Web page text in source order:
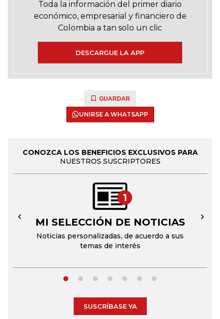
Toda la información del primer diario
económico, empresarial y financiero de
Colombia a tan solo un clic
DESCARGUE LA APP
GUARDAR
UNIRSE A WHATSAPP
CONOZCA LOS BENEFICIOS EXCLUSIVOS PARA
NUESTROS SUSCRIPTORES
1
MI SELECCIÓN DE NOTICIAS
Noticias personalizadas, de acuerdo a sus
temas de interés
← →
SUSCRÍBASE YA